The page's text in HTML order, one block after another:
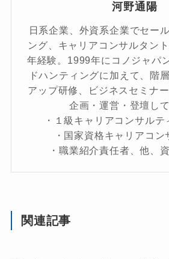
河野通陽
日系企業、外資系企業でセー
ング、キャリアコンサルタン
年経験。1999年にコノジャパ
ドハンティングに加えて、階
アップ研修、ビジネスセミナ
企画・運営・登壇して
・１級キャリアコンサル
・国家資格キャリアコン
・職業紹介責任者、他、
関連記事